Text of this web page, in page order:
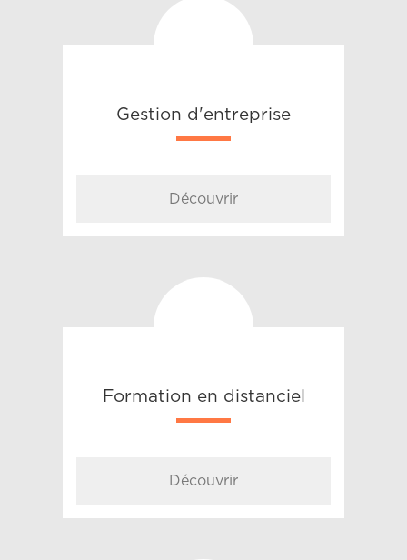
Gestion d'entreprise
Découvrir
Formation en distanciel
Découvrir